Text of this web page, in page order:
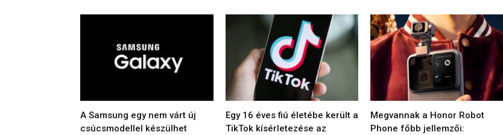
A Samsung egy nem várt új
csúcsmodellel készülhet
Egy 16 éves fiú életébe került a
TikTok kísérletezése az
Megvannak a Honor Robot
Phone főbb jellemzői: